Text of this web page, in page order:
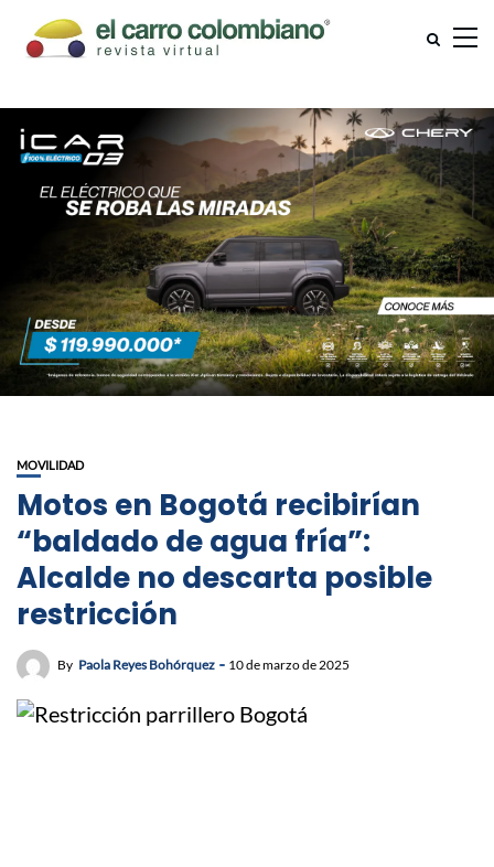
MOVILIDAD
Motos en Bogotá recibirían
“baldado de agua fría”:
Alcalde no descarta posible
restricción
By Paola Reyes Bohórquez 10 de marzo de 2025